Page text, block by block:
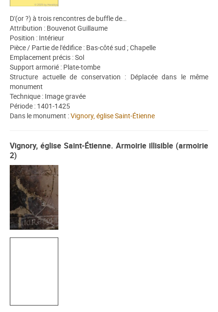
D'(or ?) à trois rencontres de buffle de…
Attribution : Bouvenot Guillaume
Position : Intérieur
Pièce / Partie de l'édifice : Bas-côté sud ; Chapelle
Emplacement précis : Sol
Support armorié : Plate-tombe
Structure actuelle de conservation : Déplacée dans le même
monument
Technique : Image gravée
Période : 1401-1425
Dans le monument :Vignory, église Saint-Étienne
Vignory, église Saint-Étienne. Armoirie illisible (armoirie
2)